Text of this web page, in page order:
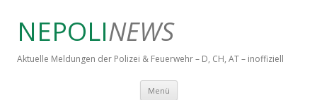
NEPOLINEWS
Aktuelle Meldungen der Polizei & Feuerwehr – D, CH, AT – inoffiziell
Menü Springe zum Inhalt